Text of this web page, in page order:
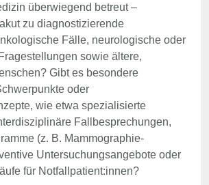
überwiegend betreut –
zu diagnostizierende
Fälle, neurologische oder
sowie ältere,
Gibt es besondere
oder
wie etwa spezialisierte
Fallbesprechungen,
(z. B. Mammographie-
Untersuchungsangebote oder
für Notfallpatient:innen?